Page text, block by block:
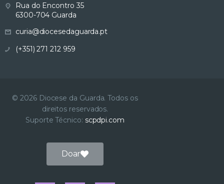
Rua do Encontro 35
6300-704 Guarda
curia@diocesedaguarda.pt
(+351) 271 212 959
© 2026 Diocese da Guarda. Todos os
direitos reservados.
Suporte Técnico: scpdpi.com
Doar